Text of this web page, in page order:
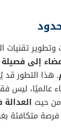
تقنيات
. هذا التطور
عالميًا، ليس
من حيث
متكافئة